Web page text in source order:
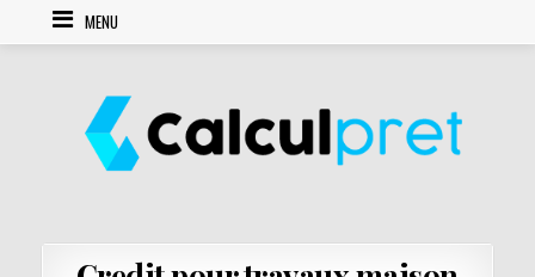
Skip to contentMENU